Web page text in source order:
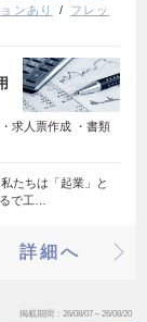
ンあり
フレッ
求人票作成 ・書類
たちは「起業」と
で工…
詳細へ
掲載期間 26/08/07～26/08/20